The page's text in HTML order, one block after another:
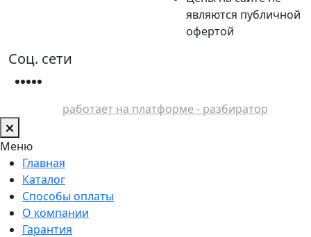
являются публичной
офертой
Соц. сети
работает на платформе - разбиратор
Меню
Главная
Каталог
Способы оплаты
О компании
Гарантия